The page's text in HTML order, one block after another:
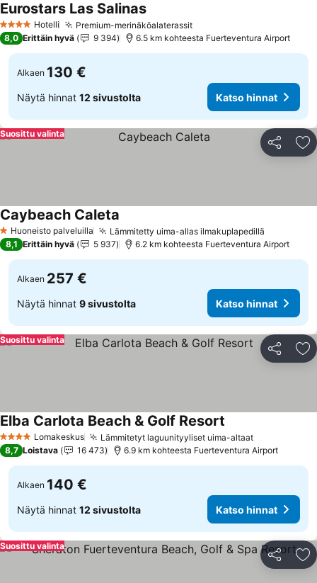
4 Tähtiluokitus
Hotelli Premium-merinäköalaterassitKatso hinnat
Eurostars Las SalinasKatso hinnat
8,0 Erittäin hyvä 9 394 6.5 km kohteesta Fuerteventura Airport
Alkaen 130 €
Näytä hinnat 12 sivustolta Katso hinnat
Jaa
Suosittu valinta
1 Tähtiluokitus
Huoneisto palveluilla Lämmitetty uima-allas ilmakuplapedillä
Caybeach Caleta
8,1 Erittäin hyvä 5 937 6.2 km kohteesta Fuerteventura Airport
Alkaen 257 €
Näytä hinnat 9 sivustolta Katso hinnat
Jaa
Suosittu valinta
4 TähtiluokitusLomakeskus Lämmitetyt laguunityyliset uima-altaatKatso
Elba Carlota Beach & Golf Resort
8,7 Loistava 16 473 6.9 km kohteesta Fuerteventura Airport
Alkaen 140 €
Näytä hinnat 12 sivustolta Katso hinnat
Jaa
Suosittu valinta